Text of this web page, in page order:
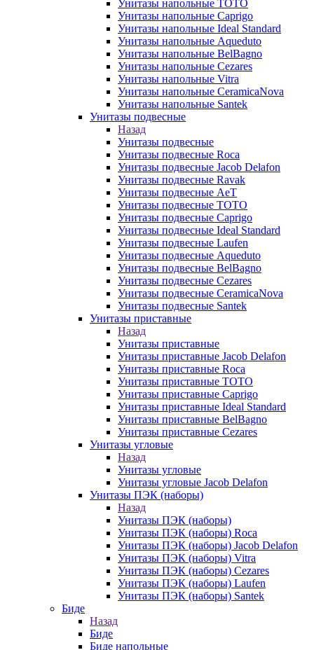
Унитазы напольные TOTO
Унитазы напольные Caprigo
Унитазы напольные Ideal Standard
Унитазы напольные Aqueduto
Унитазы напольные BelBagno
Унитазы напольные Cezares
Унитазы напольные Vitra
Унитазы напольные CeramicaNova
Унитазы напольные Santek
Унитазы подвесные
Назад
Унитазы подвесные
Унитазы подвесные Roca
Унитазы подвесные Jacob Delafon
Унитазы подвесные Ravak
Унитазы подвесные AeT
Унитазы подвесные TOTO
Унитазы подвесные Caprigo
Унитазы подвесные Ideal Standard
Унитазы подвесные Laufen
Унитазы подвесные Aqueduto
Унитазы подвесные BelBagno
Унитазы подвесные Cezares
Унитазы подвесные CeramicaNova
Унитазы подвесные Santek
Унитазы приставные
Назад
Унитазы приставные
Унитазы приставные Jacob Delafon
Унитазы приставные Roca
Унитазы приставные TOTO
Унитазы приставные Caprigo
Унитазы приставные Ideal Standard
Унитазы приставные BelBagno
Унитазы приставные Cezares
Унитазы угловые
Назад
Унитазы угловые
Унитазы угловые Jacob Delafon
Унитазы ПЭК (наборы)
Назад
Унитазы ПЭК (наборы)
Унитазы ПЭК (наборы) Roca
Унитазы ПЭК (наборы) Jacob Delafon
Унитазы ПЭК (наборы) Vitra
Унитазы ПЭК (наборы) Cezares
Унитазы ПЭК (наборы) Laufen
Унитазы ПЭК (наборы) Santek
Биде
Назад
Биде
Биде напольные